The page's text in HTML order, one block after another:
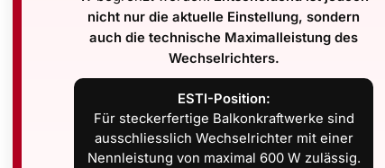
kann der Speicher die Leistung bedarfsgeführt
Lasten.
für die Schweiz)
nicht nur die aktuelle Einstellung, sondern
auch die technische Maximalleistung des
Wechselrichters.
ESTI-Position:
Für steckerfertige Balkonkraftwerke sind
ausschliesslich Wechselrichter mit einer
Nennleistung von maximal 600 W zulässig.